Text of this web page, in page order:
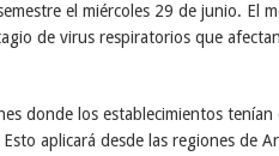
el miércoles 29 de junio. El
de virus respiratorios que
donde los establecimientos tenían
aplicará desde las regiones de